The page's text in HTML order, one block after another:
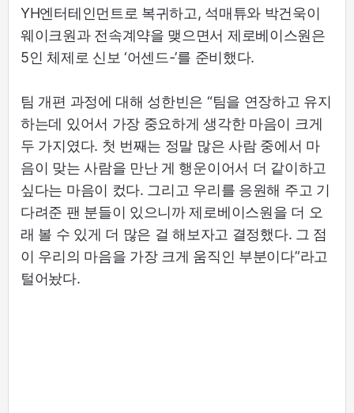
YH엔터테인먼트로 복귀하고, 석매튜와 박건욱이
웨이크원과 전속계약을 맺으면서 제로베이스원은
5인 체제로 신보 ‘어센드-’를 준비했다.
팀 개편 과정에 대해 성한빈은 “팀을 연장하고 유지
하는데 있어서 가장 중요하게 생각한 마음이 크게
두 가지였다. 첫 번째는 정말 많은 사람 중에서 마
음이 맞는 사람을 만난 게 행운이어서 더 같이하고
싶다는 마음이 컸다. 그리고 우리를 응원해 주고 기
다려준 팬 분들이 있으니까 제로베이스원을 더 오
래 볼 수 있게 더 많은 걸 해보자고 결정했다. 그 점
이 우리의 마음을 가장 크게 움직인 부분이다”라고
털어놨다.